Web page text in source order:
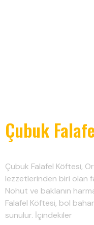
Çubuk
Çubuk Falafel Köftesi,
lezzetlerinden biri olan
Nohut ve baklanın
Falafel Köftesi, bol
sunulur. İçindekiler